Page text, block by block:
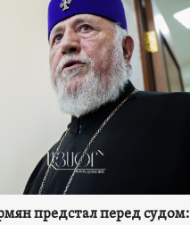
предстал перед судом: